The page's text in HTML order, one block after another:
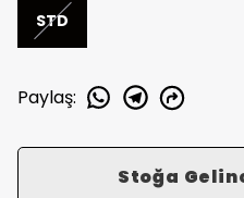
STD
Paylaş:
Stoğa